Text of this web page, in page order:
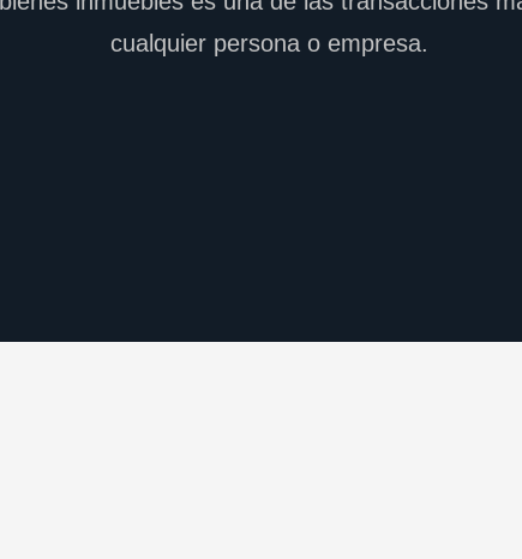
cualquier persona o empresa.